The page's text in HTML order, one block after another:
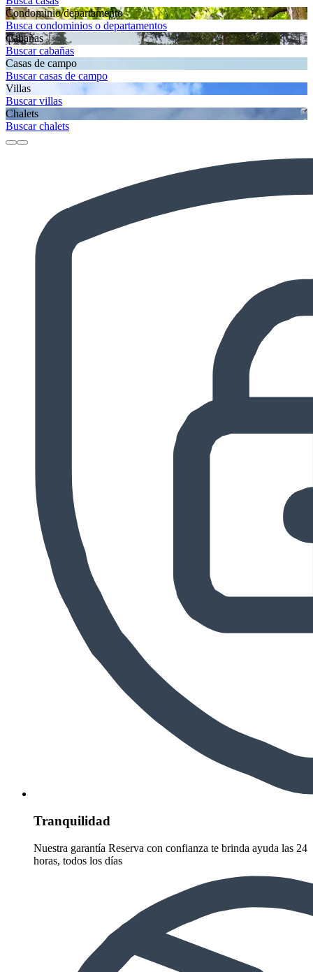
Condominio/departamento
Busca condominios o departamentos
Cabañas
Buscar cabañas
Casas de campo
Buscar casas de campo
Villas
Buscar villas
Chalets
Buscar chalets
Tranquilidad
Nuestra garantía Reserva con confianza te brinda ayuda las 24
horas, todos los días